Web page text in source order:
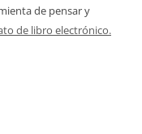
de pensar y
de libro electrónico.